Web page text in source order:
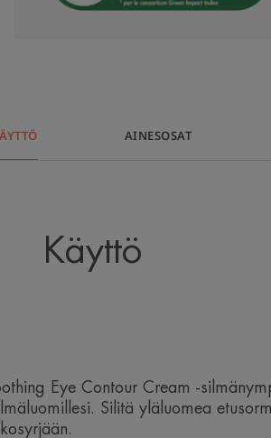
• KOSTEUTTAA sekä suojaa
AINESOSAT
Käyttö
Eye Contour Cream -
Silitä yläluomea